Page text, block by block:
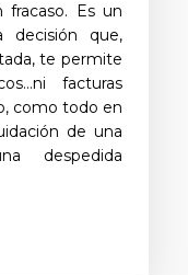
fracaso. Es un
decisión que,
te permite
facturas
como todo en
de una
despedida